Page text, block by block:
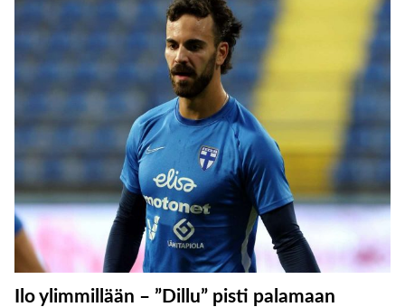
Ilo ylimmillään – ”Dillu” pisti palamaan